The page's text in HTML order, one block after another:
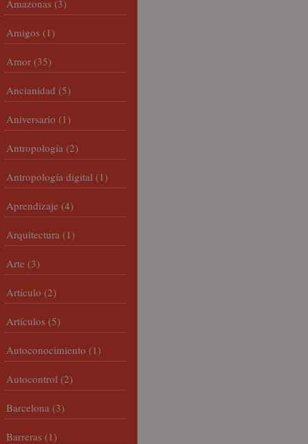
Amazonas (3)
Amigos (1)
Amor (35)
Ancianidad (5)
Aniversario (1)
Antropología (2)
Antropología digital (1)
Aprendizaje (4)
Arquitectura (1)
Arte (3)
Artículo (2)
Artículos (5)
Autoconocimiento (1)
Autocontrol (2)
Barcelona (3)
Barreras (1)